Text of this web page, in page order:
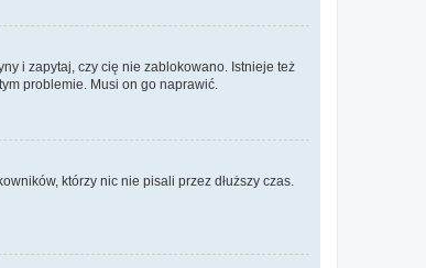
i zapytaj, czy cię nie zablokowano. Istnieje też
problemie. Musi on go naprawić.
którzy nic nie pisali przez dłuższy czas.